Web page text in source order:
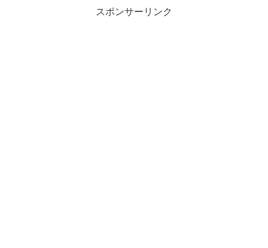
スポンサーリンク